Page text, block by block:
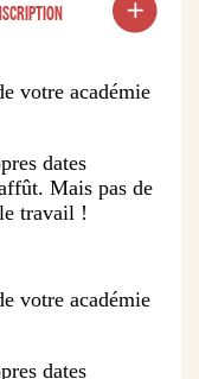
votre académie
dates
Mais pas de
travail !
votre académie
dates